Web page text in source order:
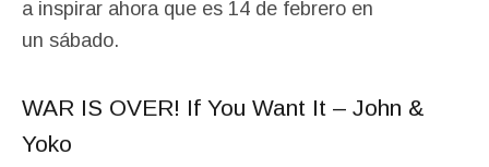
a inspirar ahora que es 14 de febrero en
un sábado.
WAR IS OVER! If You Want It – John &
Yoko